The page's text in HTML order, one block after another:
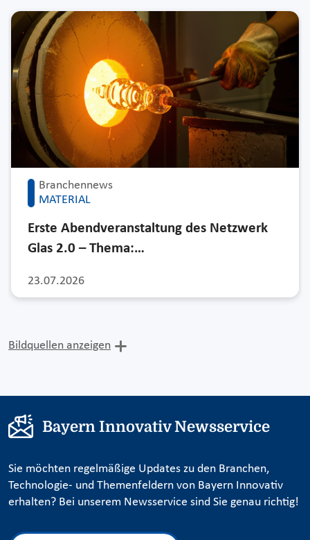
Branchennews
MATERIAL
23.07.2026
Erste Abendveranstaltung des Netzwerk
Glas 2.0 – Thema:…
Bildquellen anzeigen
Bayern Innovativ Newsservice
Sie möchten regelmäßige Updates zu den Branchen,
Technologie- und Themenfeldern von Bayern Innovativ
erhalten? Bei unserem Newsservice sind Sie genau richtig!